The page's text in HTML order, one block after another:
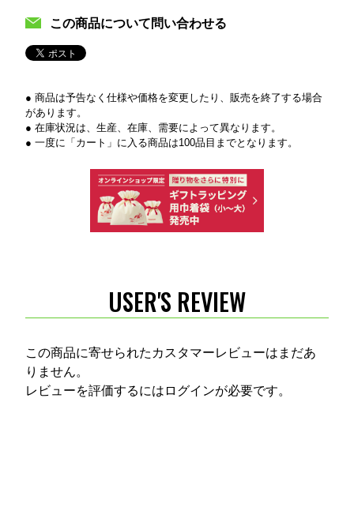
この商品について問い合わせる
● 商品は予告なく仕様や価格を変更したり、販売を終了する場合
があります。
● 在庫状況は、生産、在庫、需要によって異なります。
● 一度に「カート」に入る商品は100品目までとなります。
USER'S REVIEW
この商品に寄せられたカスタマーレビューはまだあ
りません。
レビューを評価するには ログインが必要です。